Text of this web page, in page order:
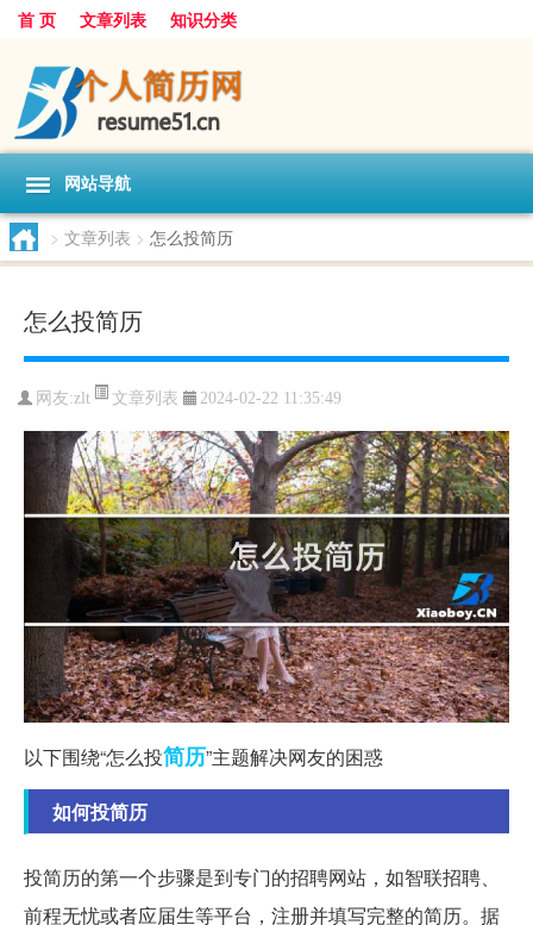
首 页 文章列表 知识分类
网站导航
> 文章列表 > 怎么投简历
怎么投简历
网友:zlt 文章列表 2024-02-22 11:35:49
以下围绕“怎么投简历”主题解决网友的困惑
如何投简历
投简历的第一个步骤是到专门的招聘网站，如智联招聘、
前程无忧或者应届生等平台，注册并填写完整的简历。据